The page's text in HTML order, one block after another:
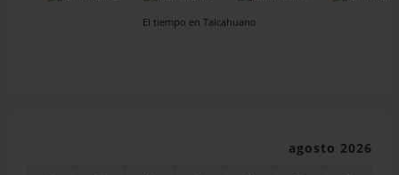
El tiempo en Talcahuano
agosto 2026